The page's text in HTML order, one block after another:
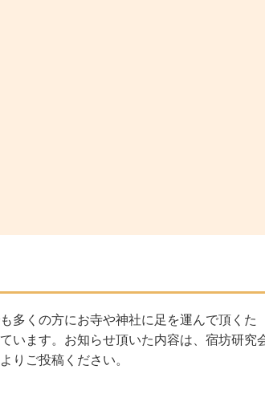
多くの方にお寺や神社に足を運んで頂くた
います。お知らせ頂いた内容は、宿坊研究
よりご投稿ください。